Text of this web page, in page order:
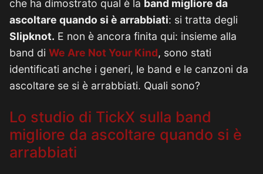
che ha dimostrato qual è la band migliore da
ascoltare quando si è arrabbiati: si tratta degli
Slipknot. E non è ancora finita qui: insieme alla
band di We Are Not Your Kind, sono stati
identificati anche i generi, le band e le canzoni da
ascoltare se si è arrabbiati. Quali sono?
Lo studio di TickX sulla band
migliore da ascoltare quando si è
arrabbiati